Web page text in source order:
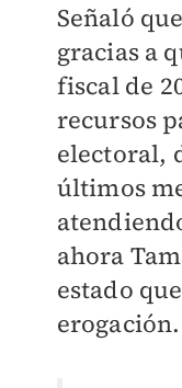
Señaló
gracias a
fiscal de
recursos
electoral,
últimos
ahora
estado
erogación.